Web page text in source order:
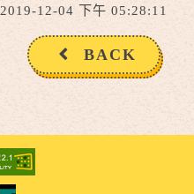
2019-12-04 下午 05:28:11
BACK